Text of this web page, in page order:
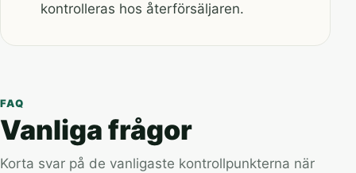
kontrolleras hos återförsäljaren.
FAQ
Vanliga frågor
Korta svar på de vanligaste kontrollpunkterna när